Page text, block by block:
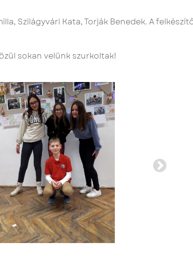
Szilágyvári Kata, Torják Benedek. A
sokan velünk szurkoltak!